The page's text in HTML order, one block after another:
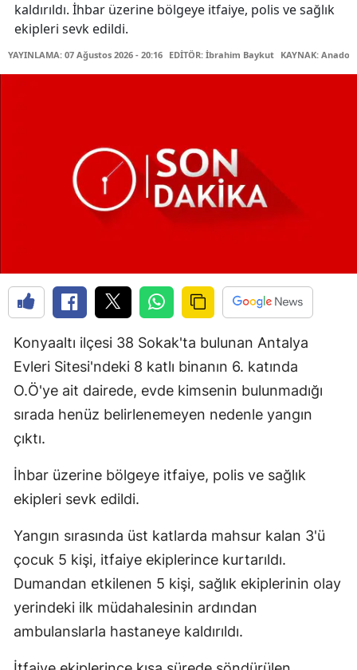
kaldırıldı. İhbar üzerine bölgeye itfaiye, polis ve sağlık
ekipleri sevk edildi.
YAYINLAMA: 07 Ağustos 2026 - 20:16 EDİTÖR: İbrahim Baykut KAYNAK:
Konyaaltı ilçesi 38 Sokak'ta bulunan Antalya
Evleri Sitesi'ndeki 8 katlı binanın 6. katında
O.Ö'ye ait dairede, evde kimsenin bulunmadığı
sırada henüz belirlenemeyen nedenle yangın
çıktı.
İhbar üzerine bölgeye itfaiye, polis ve sağlık
ekipleri sevk edildi.
Yangın sırasında üst katlarda mahsur kalan 3'ü
çocuk 5 kişi, itfaiye ekiplerince kurtarıldı.
Dumandan etkilenen 5 kişi, sağlık ekiplerinin olay
yerindeki ilk müdahalesinin ardından
ambulanslarla hastaneye kaldırıldı.